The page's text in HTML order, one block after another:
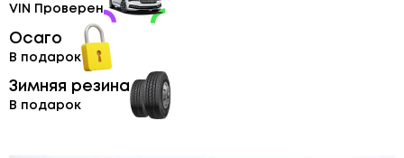
VIN Проверен
Осаго
В подарок
Зимняя резина
В подарок